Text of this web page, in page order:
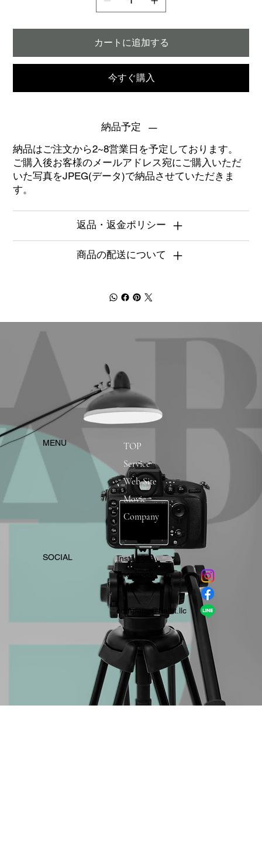
カートに追加する
今すぐ購入
納品予定
納品はご注文から2~8営業日を予定しております。
ご購入後お客様のメールアドレス宛にご購入いただ
いた写真をJPEG(データ)で納品させていただきま
す。
返品・返金ポリシー
商品の配送について
​MENU
TOP
Service
Web Site
Movie
Company
​SOCIAL
Instagram
​Facebook
company＠habit.llc